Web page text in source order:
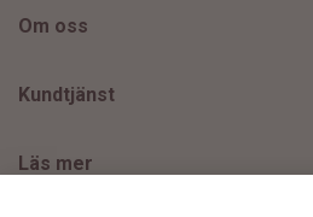
Om oss
Kundtjänst
Läs mer